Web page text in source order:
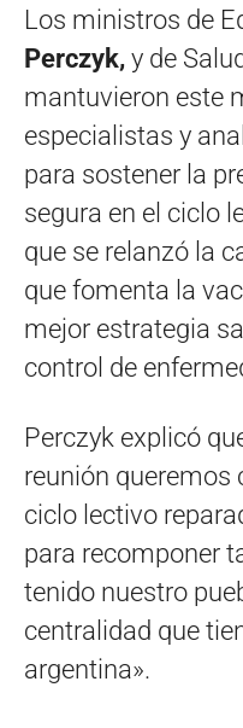
Los ministros de
Perczyk, y de
mantuvieron este
especialistas y
para sostener la
segura en el ciclo
que se relanzó la
que fomenta la
mejor estrategia
control de
Perczyk explicó
reunión queremos
ciclo lectivo
para recomponer
tenido nuestro
centralidad que
argentina».